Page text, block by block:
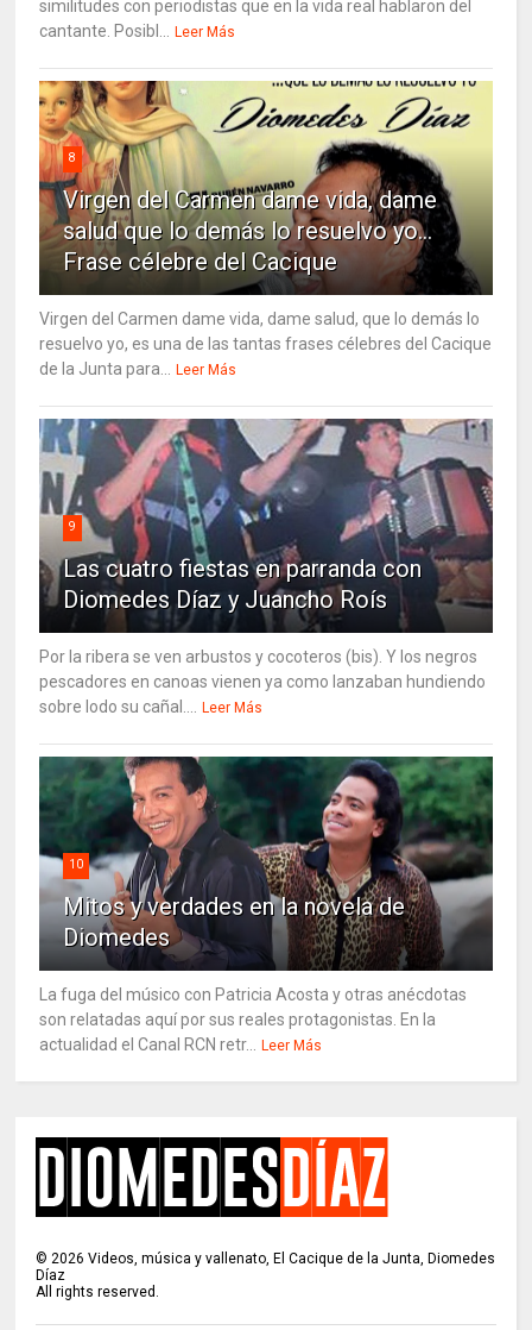
similitudes con periodistas que en la vida real hablaron del
cantante. Posibl...
Leer Más
8
Virgen del Carmen dame vida, dame
salud que lo demás lo resuelvo yo…
Frase célebre del Cacique
Virgen del Carmen dame vida, dame salud, que lo demás lo
resuelvo yo, es una de las tantas frases célebres del Cacique
de la Junta para...
Leer Más
9
Las cuatro fiestas en parranda con
Diomedes Díaz y Juancho Roís
Por la ribera se ven arbustos y cocoteros (bis). Y los negros
pescadores en canoas vienen ya como lanzaban hundiendo
sobre lodo su cañal....
Leer Más
10
Mitos y verdades en la novela de
Diomedes
La fuga del músico con Patricia Acosta y otras anécdotas
son relatadas aquí por sus reales protagonistas. En la
actualidad el Canal RCN retr...
Leer Más
© 2026 Videos, música y vallenato, El Cacique de la Junta, Diomedes
Díaz
All rights reserved.